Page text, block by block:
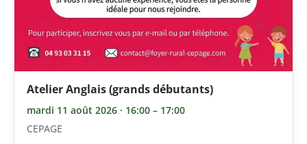
Atelier Anglais (grands débutants)
mardi 11 août 2026 · 16:00 – 17:00
CEPAGE